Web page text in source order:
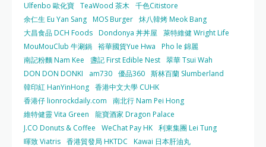
Ulfenbo 歐化寶 TeaWood 茶木 千色Citistore
余仁生 Eu Yan Sang MOS Burger 炑八韓烤 Meok Bang
大昌食品 DCH Foods Dondonya 丼丼屋
萊特維健 Wright Life
MouMouClub 牛涮鍋 裕華國貨Yue Hwa
Pho le 錦麗
南記粉麵 Nam Kee
盞記 First Edible Nest 翠華 Tsui Wah
DON DON DONKI
am730 優品360 斯林百蘭 Slumberland
韓印紅 HanYinHong 香港中文大學 CUHK
香港仔 lionrockdaily.com
南北行 Nam Pei Hong
維特健靈 Vita Green
龍寶酒家 Dragon Palace
J.CO Donuts & Coffee
WeChat Pay HK 利東集團 Lei Tung
暉致 Viatris 香港貿發局 HKTDC Kawai 日本肝油丸